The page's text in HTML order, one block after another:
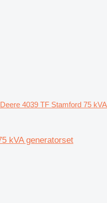
4039 TF Stamford 75 kVA
kVA generatorset